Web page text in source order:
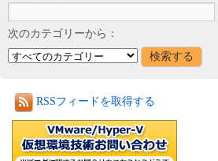
次のカテゴリーから：
RSSフィードを取得する